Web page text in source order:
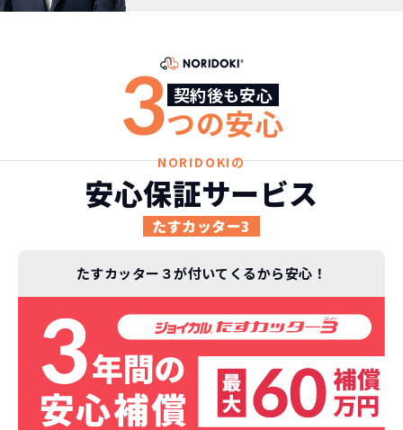
く、人にも自慢できます！
契約後も安心
3つの安心
NORIDOKIの
安心保証サービス
たすカッター3
たすカッター３が付いてくるから安心！